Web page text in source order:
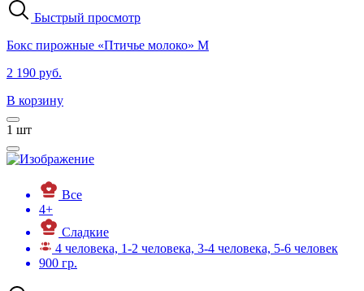
Быстрый просмотр
Бокс пирожные «Птичье молоко» М
2 190 руб.
В корзину
1 шт
Все
4+
Сладкие
4 человека, 1-2 человека, 3-4 человека, 5-6 человек
900 гр.